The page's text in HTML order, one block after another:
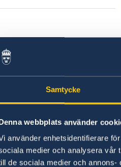
Samtycke
webbplats använder
använder enhetsidentifierare
medier och analysera vår
de sociala medier och
des missions
Maroc, Rabat